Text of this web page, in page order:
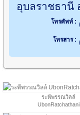
อุบลราชธานี
โทรศัพท์ :
โทรสาร :
ระพีพรรณวิลล์
UbonRatchathani